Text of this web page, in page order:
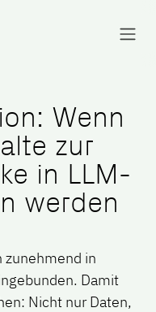
Wenn
zur
in LLM-
werden
zunehmend in
Damit
Nicht nur Daten,